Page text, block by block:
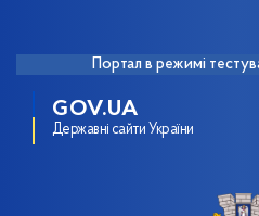
Портал в режимі
GOV.UA
Державні сайти України